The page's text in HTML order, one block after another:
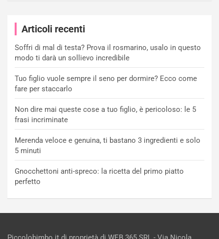
Articoli recenti
Soffri di mal di testa? Prova il rosmarino, usalo in questo
modo ti darà un sollievo incredibile
Tuo figlio vuole sempre il seno per dormire? Ecco come
fare per staccarlo
Non dire mai queste cose a tuo figlio, è pericoloso: le 5
frasi incriminate
Merenda veloce e genuina, ti bastano 3 ingredienti e solo
5 minuti
Gnocchettoni anti-spreco: la ricetta del primo piatto
perfetto